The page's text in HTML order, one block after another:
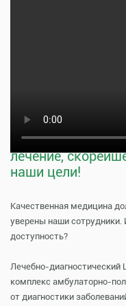
Тщательная
лечение,
наши цели!
Качественная медицина
уверены наши сотрудники.
доступность?
Лечебно-
комплекс амбулаторно-
от диагностики